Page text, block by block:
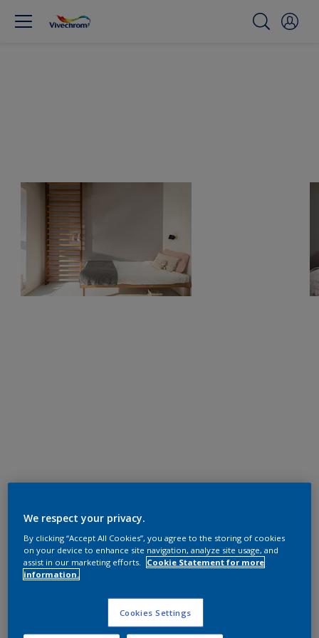
We respect your privacy.
By clicking “Accept All Cookies”, you agree to the storing of cookies
on your device to enhance site navigation, analyze site usage, and
assist in our marketing efforts.
Cookie Statement for more
information.
Cookies Settings